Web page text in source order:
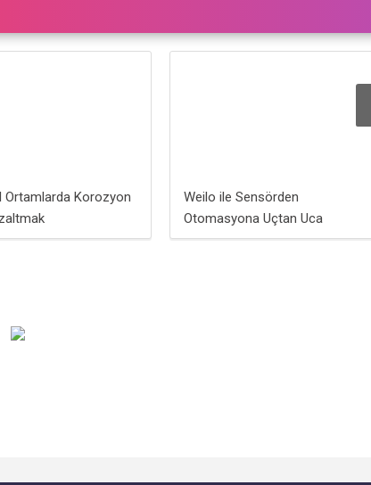
Ortamlarda Korozyon
Weilo ile Sensörden
Otomasyona Uçtan Uca
Endüstriyel Tartım Çözümleri